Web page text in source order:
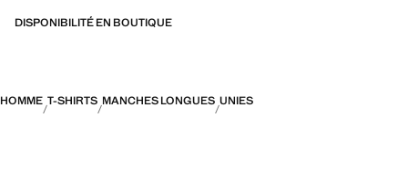
DISPONIBILITÉ EN BOUTIQUE
HOMME T-SHIRTS MANCHES LONGUES UNIES